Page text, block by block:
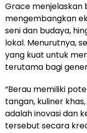
Grace menjelaskan
mengembangkan
seni dan budaya,
lokal. Menurutnya,
yang kuat untuk
terutama bagi
“Berau memiliki
tangan, kuliner
adalah inovasi dan
tersebut secara